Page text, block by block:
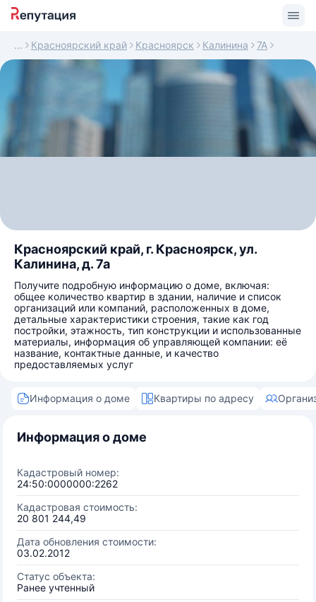
Красноярский край Красноярск Калинина 7А
Красноярский край, г. Красноярск, ул.
Калинина, д. 7а
Получите подробную информацию о доме, включая:
общее количество квартир в здании, наличие и список
организаций или компаний, расположенных в доме,
детальные характеристики строения, такие как год
постройки, этажность, тип конструкции и использованные
материалы, информация об управляющей компании: её
название, контактные данные, и качество
предоставляемых услуг
Информация о доме Квартиры по адресу
Информация о доме
Кадастровый номер:
24:50:0000000:2262
Кадастровая стоимость:
20 801 244,49
Дата обновления стоимости:
03.02.2012
Статус объекта:
Ранее учтенный